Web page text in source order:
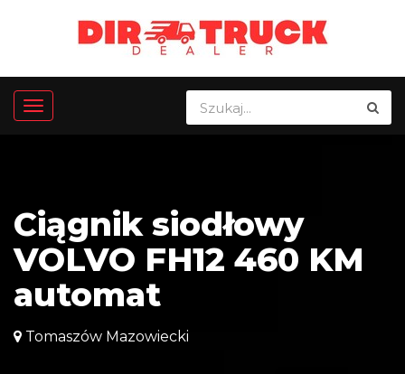
Ciągnik siodłowy
VOLVO FH12 460 KM
automat
Tomaszów Mazowiecki